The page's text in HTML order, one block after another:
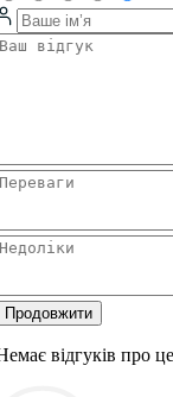
Продовжити
відгуків про